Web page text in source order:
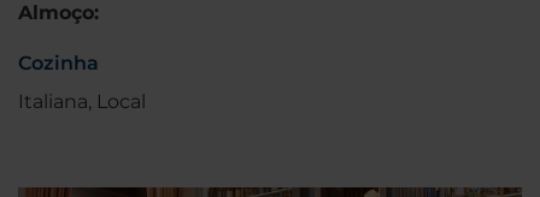
Almoço:
Cozinha
Italiana, Local